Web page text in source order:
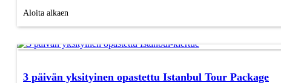
Aloita alkaen
3 päivän yksityinen opastettu Istanbul Tour Package